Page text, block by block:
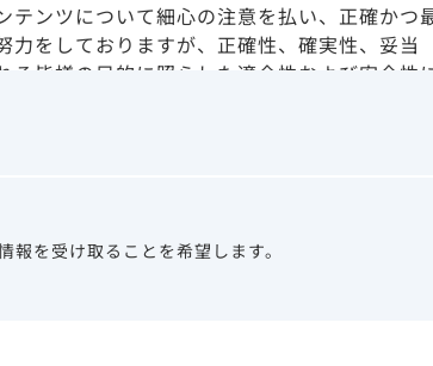
テンツについて細心の注意を払い、正確かつ
力をしておりますが、正確性、確実性、妥当
る皆様の目的に照らした適合性および安全性
用できなかったことより生じる損害について
の他医療関係者が行なうべきアドバイスやサー
を受け取ることを希望します。